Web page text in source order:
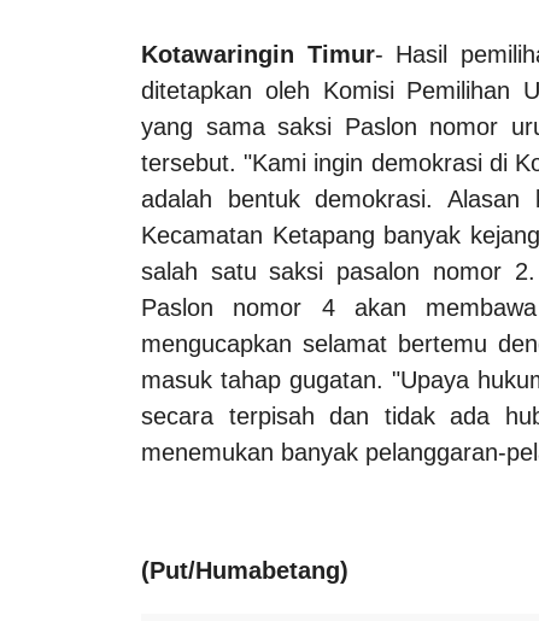
Kotawaringin Timur- Hasil
ditetapkan oleh Komisi Pemilihan
yang sama saksi Paslon nomor
tersebut."Kami ingin demokrasi di
adalah bentuk demokrasi.
Kecamatan Ketapang banyak
salah satu saksi pasalon nomor
Paslon nomor 4 akan
mengucapkan selamat bertemu
masuk tahap gugatan. "Upaya
secara terpisah dan tidak ada
menemukan banyak pelanggaran-
(Put/Humabetang)